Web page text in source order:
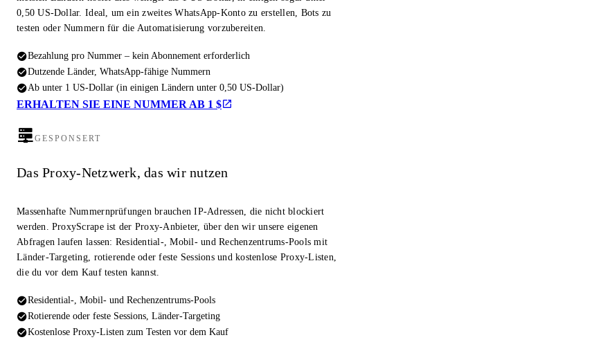
0,50 US-Dollar. Ideal, um ein zweites WhatsApp-Konto zu erstellen, Bots zu
testen oder Nummern für die Automatisierung vorzubereiten.
Bezahlung pro Nummer – kein Abonnement erforderlich
Dutzende Länder, WhatsApp-fähige Nummern
Ab unter 1 US-Dollar (in einigen Ländern unter 0,50 US-Dollar)
ERHALTEN SIE EINE NUMMER AB 1 $
GESPONSERT
Das Proxy-Netzwerk, das wir nutzen
Massenhafte Nummernprüfungen brauchen IP-Adressen, die nicht blockiert
werden. ProxyScrape ist der Proxy-Anbieter, über den wir unsere eigenen
Abfragen laufen lassen: Residential-, Mobil- und Rechenzentrums-Pools mit
Länder-Targeting, rotierende oder feste Sessions und kostenlose Proxy-Listen,
die du vor dem Kauf testen kannst.
Residential-, Mobil- und Rechenzentrums-Pools
Rotierende oder feste Sessions, Länder-Targeting
Kostenlose Proxy-Listen zum Testen vor dem Kauf